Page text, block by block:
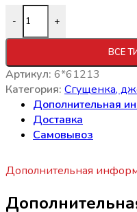
- +
ВСЕ
Артикул: 6*61213
Категория: Сгущенка,
Дополнительная
Доставка
Самовывоз
Дополнительная